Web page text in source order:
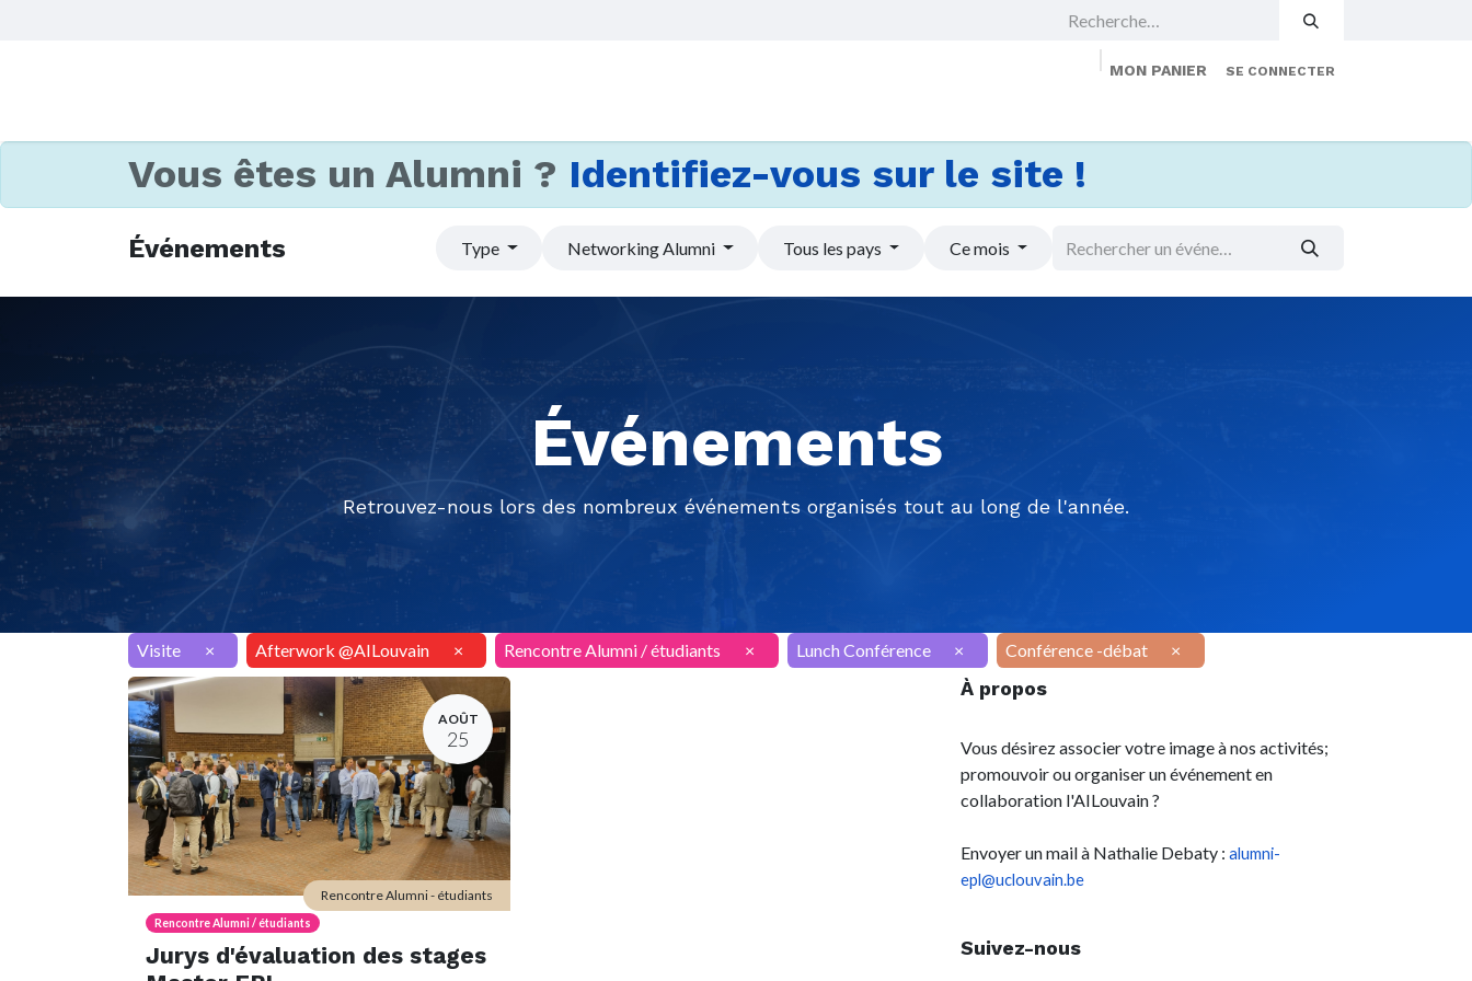
MON PANIER SE CONNECTER
Vous êtes un Alumni ? Identifiez-vous sur le site !
Événements Type Networking Alumni Tous les pays Ce mois
Événements
Retrouvez-nous lors des nombreux événements organisés tout au long de l'année.
Visite × Afterwork @AILouvain × Rencontre Alumni / étudiants × Lunch Conférence × Conférence -débat ×
AOÛT
25
Rencontre Alumni / étudiants
Jurys d'évaluation des stages
Rencontre Alumni - étudiants
À propos
Vous désirez associer votre image à nos activités;
promouvoir ou organiser un événement en
collaboration l'AILouvain ?
Envoyer un mail à Nathalie Debaty : alumni-
epl@uclouvain.be
Suivez-nous